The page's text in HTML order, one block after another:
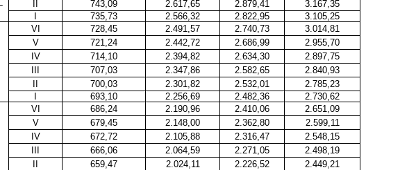
II
743,09 2.617,65 2.879,41
3.167,35
I
735,73 2.566,32 2.822,95
3.105,25
VI
728,45 2.491,57 2.740,73
3.014,81
V
721,24 2.442,72 2.686,99
2.955,70
IV
714,10 2.394,82 2.634,30
2.897,75
III
707,03 2.347,86 2.582,65
2.840,93
II
700,03 2.301,82 2.532,01
2.785,23
I
693,10 2.256,69 2.482,36
2.730,62
VI
686,24 2.190,96 2.410,06
2.651,09
V
679,45 2.148,00 2.362,80
2.599,11
IV
672,72 2.105,88 2.316,47
2.548,15
III
666,06 2.064,59 2.271,05
2.498,19
II
659,47 2.024,11 2.226,52
2.449,21